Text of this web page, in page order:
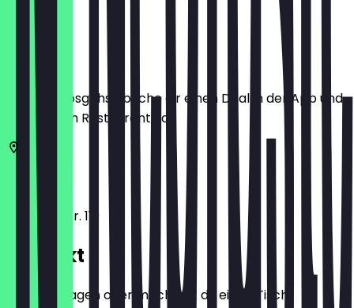
Ort
Bevor du losgehst, buche dir einen Deal in der App und
zeige ihn im Restaurant vor.
50931
Dürener Str. 119
Kontakt
Hast du Fragen oder möchtest du einen Tisch